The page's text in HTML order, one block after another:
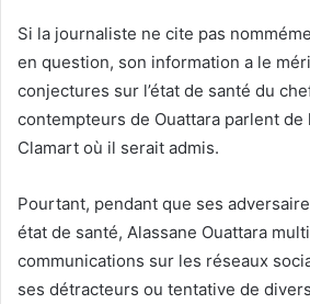
Si la journaliste ne cite pas
en question, son information a le
conjectures sur l’état de santé du
contempteurs de Ouattara parlent de
Clamart où il serait admis.
Pourtant, pendant que ses
état de santé, Alassane Ouattara
communications sur les réseaux
ses détracteurs ou tentative de